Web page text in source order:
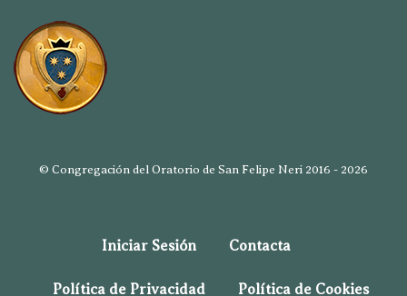
© Congregación del Oratorio de San Felipe Neri 2016 - 2026
Iniciar Sesión Contacta
Política de Privacidad Política de Cookies